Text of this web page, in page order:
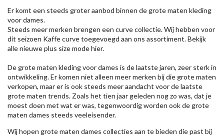
Er komt een steeds groter aanbod binnen de grote maten kleding
voor dames.
Steeds meer merken brengen een curve collectie. Wij hebben voor
dit seizoen Kaffecurve toegevoegd aan ons assortiment. Bekijk
alle nieuweplus size modehier.
De grote maten kleding voor dames is de laatste jaren, zeer sterk in
ontwikkeling. Er komen niet alleen meer merken bij die grote maten
verkopen, maar er is ook steeds meer aandacht voor de laatste
grote maten trends. Zoals het tien jaar geleden nog zo was, dat je
moest doen met wat er was, tegenwoordig worden ook de grote
maten dames steeds veeleisender.
Wij hopen grote maten dames collecties aan te bieden die past bij